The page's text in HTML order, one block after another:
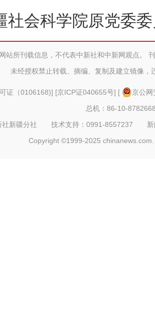
社会科学院原党委
审查
站所刊载信息，不代表中新社和中新网观点。
未经授权禁止转载、摘编、复制及建立镜像，
证（0106168)] [京ICP证040655号] [
京公
总机：86-10-
社新疆分社 技术支持：0991-8557237
Copyright ©1999-2025